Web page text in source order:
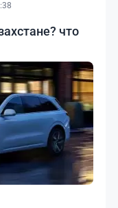
что